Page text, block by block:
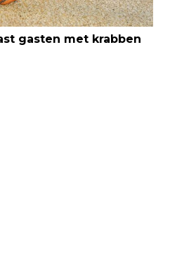
gasten met krabben